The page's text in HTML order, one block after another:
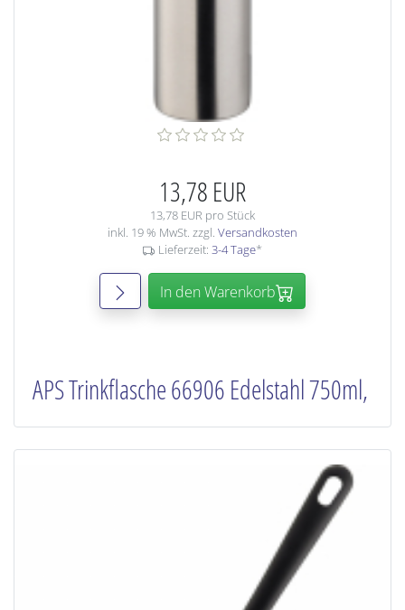
13,78 EUR
13,78 EUR pro Stück
inkl. 19 % MwSt. zzgl. Versandkosten
Lieferzeit: 3-4 Tage*
In den Warenkorb
APS Trinkflasche 66906 Edelstahl 750ml,